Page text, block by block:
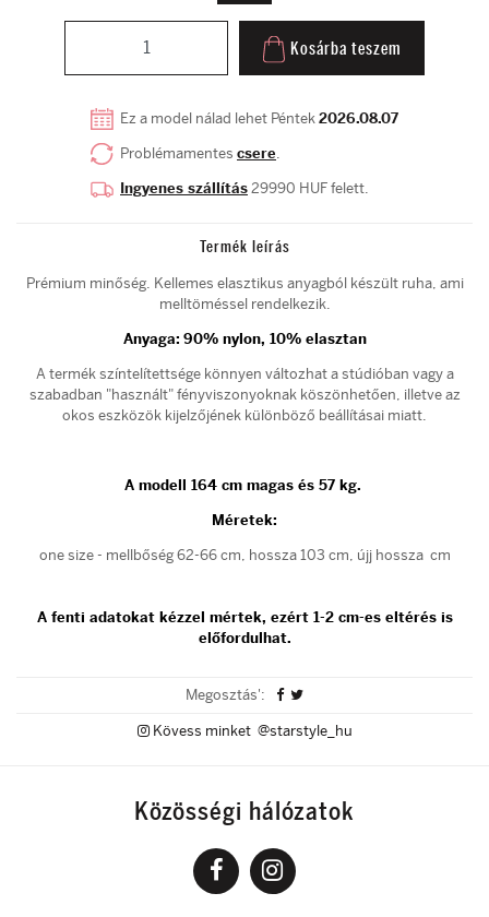
Kosárba teszem
Ez a model nálad lehet Péntek 2026.08.07
Problémamentes csere.
Ingyenes szállítás 29990 HUF felett.
Termék leírás
Prémium minőség. Kellemes elasztikus anyagból készült ruha, ami
melltöméssel rendelkezik.
Anyaga: 90% nylon, 10% elasztan
A termék színtelítettsége könnyen változhat a stúdióban vagy a
szabadban "használt" fényviszonyoknak köszönhetően, illetve az
okos eszközök kijelzőjének különböző beállításai miatt.
A modell 164 cm magas és 57 kg.
Méretek:
one size - mellbőség 62-66 cm, hossza 103 cm, újj hossza cm
A fenti adatokat kézzel mértek, ezért 1-2 cm-es eltérés is
előfordulhat.
Megosztás':
Kövess minket @starstyle_hu
Közösségi hálózatok